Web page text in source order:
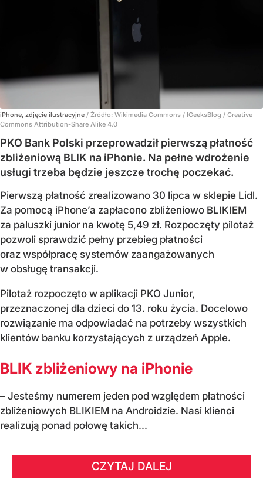
iPhone, zdjęcie ilustracyjne / Źródło: Wikimedia Commons / IGeeksBlog / Creative
Commons Attribution-Share Alike 4.0
PKO Bank Polski przeprowadził pierwszą płatność
zbliżeniową BLIK na iPhonie. Na pełne wdrożenie
usługi trzeba będzie jeszcze trochę poczekać.
Pierwszą płatność zrealizowano 30 lipca w sklepie Lidl.
Za pomocą iPhone’a zapłacono zbliżeniowo BLIKIEM
za paluszki junior na kwotę 5,49 zł. Rozpoczęty pilotaż
pozwoli sprawdzić pełny przebieg płatności
oraz współpracę systemów zaangażowanych
w obsługę transakcji.
Pilotaż rozpoczęto w aplikacji PKO Junior,
przeznaczonej dla dzieci do 13. roku życia. Docelowo
rozwiązanie ma odpowiadać na potrzeby wszystkich
klientów banku korzystających z urządzeń Apple.
BLIK zbliżeniowy na iPhonie
– Jesteśmy numerem jeden pod względem płatności
zbliżeniowych BLIKIEM na Androidzie. Nasi klienci
realizują ponad połowę takich...
CZYTAJ DALEJ